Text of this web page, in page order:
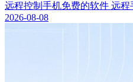
远程控制手机免费的软件 远
2026-08-08